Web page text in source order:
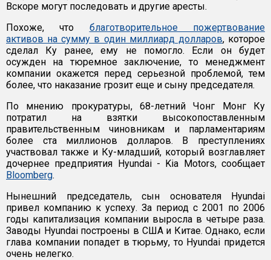
Вскоре могут последовать и другие аресты.
Похоже, что благотворительное пожертвование
активов на сумму в один миллиард долларов, которое
сделал Ку ранее, ему не помогло. Если он будет
осужден на тюремное заключение, то менеджмент
компании окажется перед серьезной проблемой, тем
более, что наказание грозит еще и сыну председателя.
По мнению прокуратуры, 68-летний Чонг Монг Ку
потратил на взятки высокопоставленным
правительственным чиновникам и парламентариям
более ста миллионов долларов. В преступлениях
участвовал также и Ку-младший, который возглавляет
дочернее предприятия Hyundai - Kia Motors, сообщает
Bloomberg.
Нынешний председатель, сын основателя Hyundai
привел компанию к успеху. За период с 2001 по 2006
годы капитализация компании выросла в четыре раза.
Заводы Hyundai построены в США и Китае. Однако, если
глава компании попадет в тюрьму, то Hyundai придется
очень нелегко.